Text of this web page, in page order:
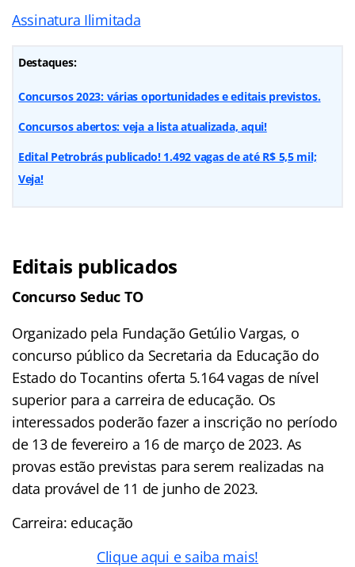
Assinatura Ilimitada
Destaques:
Concursos 2023: várias oportunidades e editais previstos.
Concursos abertos: veja a lista atualizada, aqui!
Edital Petrobrás publicado! 1.492 vagas de até R$ 5,5 mil;
Veja!
Editais publicados
Concurso Seduc TO
Organizado pela Fundação Getúlio Vargas, o
concurso público da Secretaria da Educação do
Estado do Tocantins oferta 5.164 vagas de nível
superior para a carreira de educação. Os
interessados poderão fazer a inscrição no período
de 13 de fevereiro a 16 de março de 2023. As
provas estão previstas para serem realizadas na
data provável de 11 de junho de 2023.
Carreira: educação
Clique aqui e saiba mais!